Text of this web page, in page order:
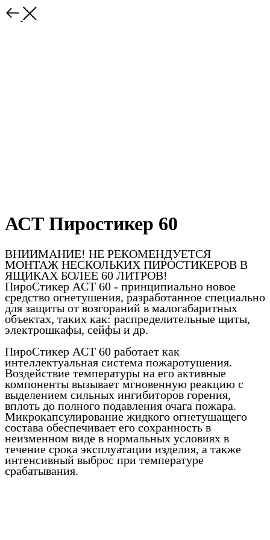
АСТ Пиростикер 60
ВНИИМАНИЕ! НЕ РЕКОМЕНДУЕТСЯ
МОНТАЖ НЕСКОЛЬКИХ ПИРОСТИКЕРОВ В
ЯЩИКАХ БОЛЕЕ 60 ЛИТРОВ!
ПироСтикер ACT 60 - принципиально новое
средство огнетушения, разработанное специально
для защиты от возгораний в малогабаритных
объектах, таких как: распределительные щиты,
электрошкафы, сейфы и др.
ПироСтикер ACT 60 работает как
интеллектуальная система пожаротушения.
Воздействие температуры на его активные
компоненты вызывает мгновенную реакцию с
выделением сильных ингибиторов горения,
вплоть до полного подавления очага пожара.
Микрокапсулирование жидкого огнетушащего
состава обеспечивает его сохранность в
неизменном виде в нормальных условиях в
течение срока эксплуатации изделия, а также
интенсивный выброс при температуре
срабатывания.